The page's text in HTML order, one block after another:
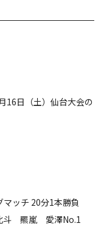
16日（土）仙台大会の
ッチ 20分1本勝負
羆嵐 愛澤No.1